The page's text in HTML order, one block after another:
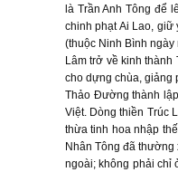
là Trần Anh Tông để
chinh phạt Ai Lao, giữ
(thuộc Ninh Bình
Lâm trở về kinh
cho dựng chùa, giảng
Thảo Đường thành
Việt. Dòng thiền Trúc
thừa tinh hoa nhập
Nhân Tông đã
ngoài; không phải chỉ